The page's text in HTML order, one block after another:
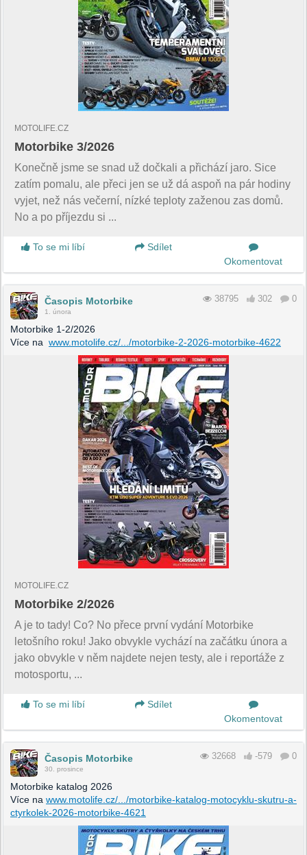
MOTOLIFE.CZ
Motorbike 3/2026
Konečně jsme se snad už dočkali a přichází jaro. Sice
zatím pomalu, ale přeci jen se už dá aspoň na pár hodiny
vyjet, než nás večerní, nízké teploty zaženou zas domů.
No a po příjezdu si ...
To se mi líbí
Sdílet
Okomentovat
Časopis Motorbike
1. února
38795 302 0
Motorbike 1-2/2026
Více na www.motolife.cz/.../motorbike-2-2026-motorbike-4622
MOTOLIFE.CZ
Motorbike 2/2026
A je to tady! Co? No přece první vydání Motorbike
letošního roku! Jako obvykle vychází na začátku února a
jako obvykle v něm najdete nejen testy, ale i reportáže z
motosportu, ...
To se mi líbí
Sdílet
Okomentovat
Časopis Motorbike
30. prosince
32668 -579 0
Motorbike katalog 2026
Více na www.motolife.cz/.../motorbike-katalog-motocyklu-skutru-a-
ctyrkolek-2026-motorbike-4621